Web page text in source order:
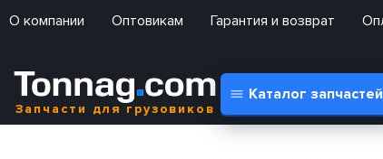
О компании Оптовикам Гарантия и возврат
Запчасти для грузовиков
Каталог запчастей